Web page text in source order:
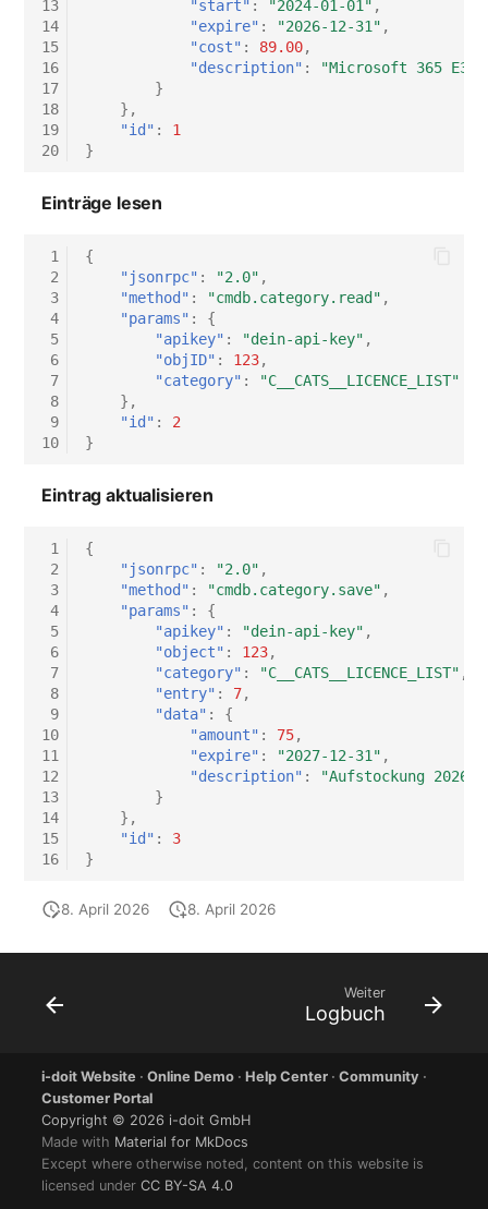
13
14
15
16
17
18
19
20
"start" : "2024-01-01" ,
"expire" : "2026-12-31" ,
"cost" : 89.00,
"description" :
"Microsoft 365
}
},
"id" :
1
}
Einträge lesen
1
2
3
4
5
6
7
8
9
10
{
"jsonrpc" : "2.0" ,
"method" : "cmdb.category.read" ,
"params" :
{
"apikey" : "dein-api-key" ,
"objID" : 123,
"category" :
"C__CATS__LICENCE_LIST"
},
"id" :
2
}
Eintrag aktualisieren
1
2
3
4
5
6
7
8
9
10
11
12
13
14
15
16
{
"jsonrpc" : "2.0" ,
"method" : "cmdb.category.save" ,
"params" :
{
"apikey" : "dein-api-key" ,
"object" : 123,
"category" : "C__CATS__LICENCE_LIST" ,
"entry" : 7,
"data" :
{
"amount" : 75,
"expire" : "2027-12-31" ,
"description" :
"Aufstockung
}
},
"id" :
3
}
8. April 2026 8. April 2026
Weiter
Logbuch
i-doit Website ·Online Demo · Help Center ·Community ·
Customer Portal
Copyright © 2026 i-doit GmbH
Made with Material for MkDocs
Except where otherwise noted, content on this website is
licensed underCC BY-SA 4.0